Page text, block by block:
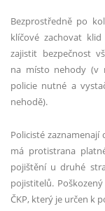
Bezprostředně po
klíčové zachovat
zajistit bezpečnost
na místo nehody (v
policie nutné a
nehodě).
Policisté
má protistrana
pojištění u druhé
pojistitelů.
ČKP, který je určen k